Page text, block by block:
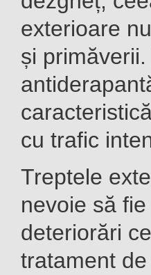
exterioare
și
cu trafic
Treptele
nevoie să
deteriorări
tratament